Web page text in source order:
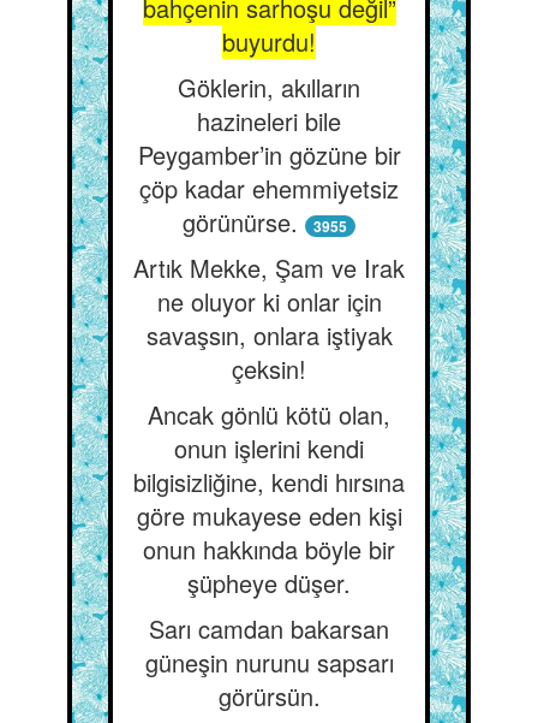
bahçenin sarhoşu değil”
buyurdu!
Göklerin, akılların
hazineleri bile
Peygamber’in gözüne bir
çöp kadar ehemmiyetsiz
görünürse.
3955
Artık Mekke, Şam ve Irak
ne oluyor ki onlar için
savaşsın, onlara iştiyak
çeksin!
Ancak gönlü kötü olan,
onun işlerini kendi
bilgisizliğine, kendi hırsına
göre mukayese eden kişi
onun hakkında böyle bir
şüpheye düşer.
Sarı camdan bakarsan
güneşin nurunu sapsarı
görürsün.